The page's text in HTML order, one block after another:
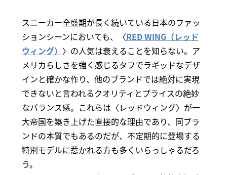
スニーカー全盛期が長く続いている日本のファッ
ションシーンにおいても、〈RED WING（レッド
ウィング） 〉の人気は衰えることを知らない。ア
メリカらしさを強く感じるタフでラギッドなデザ
インと確かな作り、他のブランドでは絶対に実現
できないと言われるクオリティとプライスの絶妙
なバランス感。これらは〈レッドウィング〉が一
大帝国を築き上げた直接的な理由であり、同ブラ
ンドの本質でもあるのだが、不定期的に登場する
特別モデルに惹かれる方も多くいらっしゃるだろ
う。